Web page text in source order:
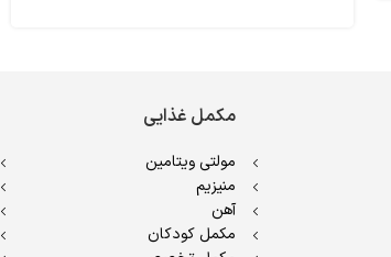
مکمل غذایی
مولتی ویتامین
منیزیم
آهن
مکمل کودکان